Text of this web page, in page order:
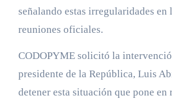
señalando estas irregularidades en
reuniones oficiales.
CODOPYME solicitó la
presidente de la República, Luis
detener esta situación que pone en